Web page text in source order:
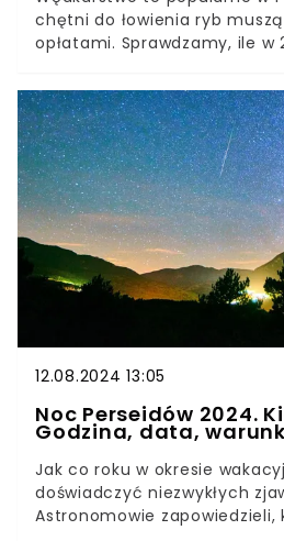
chętni do łowienia ryb
opłatami. Sprawdzamy, ile w
liczyć na zniżki. Jak się
seniorów może zapłacić w
rzecz Polskiego Związku
12.08.2024 13:05
Noc Perseidów 2024.
Godzina, data,
Jak co roku w okresie
doświadczyć niezwykłych
Astronomowie zapowiedzieli,